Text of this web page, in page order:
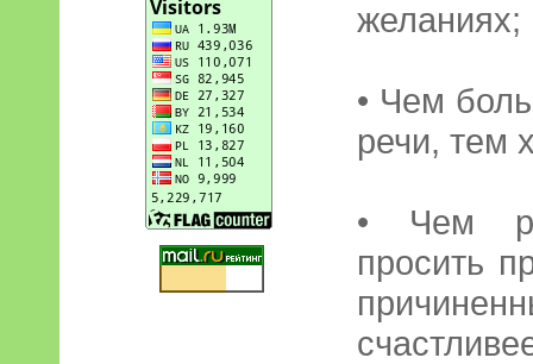
желаниях;
• Чем
речи, тем
• Чем
просить